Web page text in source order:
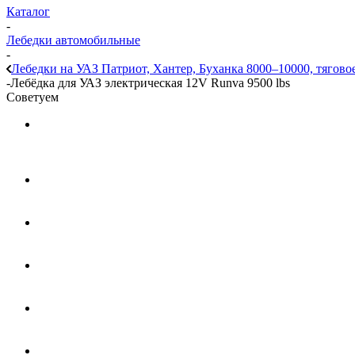
Каталог
-
Лебедки автомобильные
-
Лебедки на УАЗ Патриот, Хантер, Буханка 8000–10000,
-Лебёдка для УАЗ электрическая 12V Runva 9500 lbs
Советуем